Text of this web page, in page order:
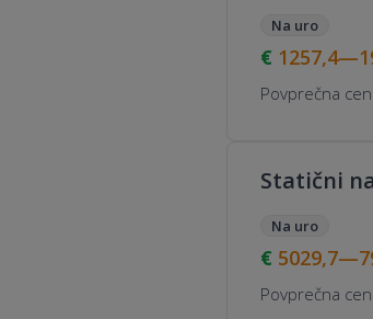
Na uro
Povprečna
Statični
Na uro
Povprečna